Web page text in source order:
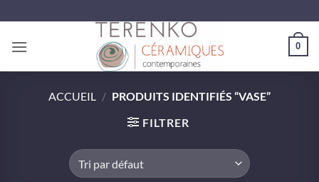
au
contenu
0
ACCUEIL / PRODUITS IDENTIFIÉS “VASE”
FILTRER